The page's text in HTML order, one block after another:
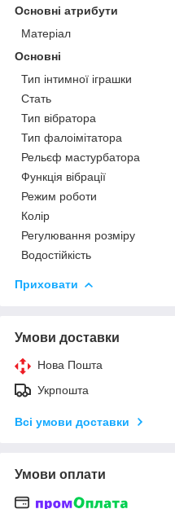
Основні атрибути
Матеріал
Основні
Тип інтимної іграшки
Стать
Тип вібратора
Тип фалоімітатора
Рельєф мастурбатора
Функція вібрації
Режим роботи
Колір
Регулювання розміру
Водостійкість
Приховати
Умови доставки
Нова Пошта
Укрпошта
Всі умови доставки
Умови оплати